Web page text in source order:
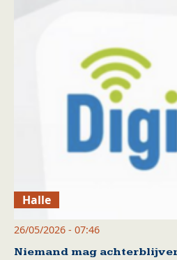
Halle
26/05/2026 - 07:46
Niemand mag